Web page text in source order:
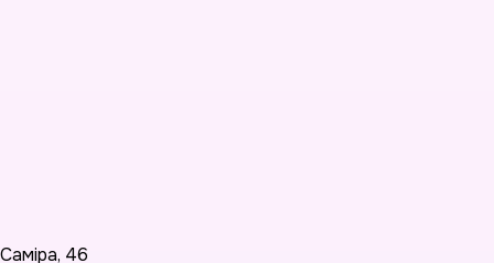
Саміра, 46